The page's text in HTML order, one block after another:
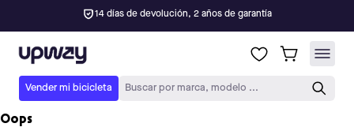
14 días de devolución, 2 años de garantía
Upway
Vender mi bicicleta Buscar por marca, modelo ...
Oops